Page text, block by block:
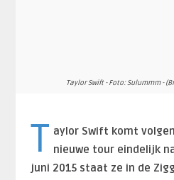
Taylor Swift - Foto: Sulummm -
T aylor Swift komt
nieuwe tour eindelijk
juni 2015 staat ze in de